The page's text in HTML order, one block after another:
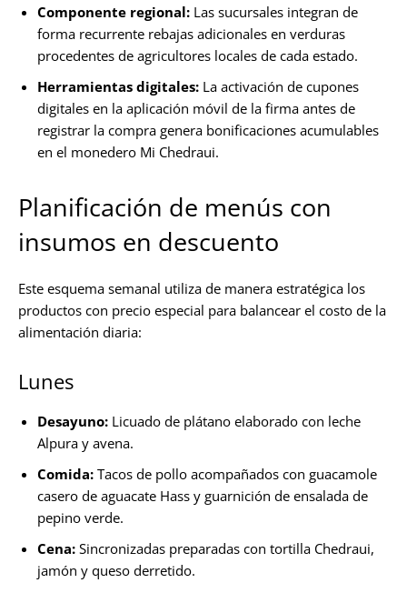
Componente regional: Las sucursales integran de
forma recurrente rebajas adicionales en verduras
procedentes de agricultores locales de cada estado.
Herramientas digitales: La activación de cupones
digitales en la aplicación móvil de la firma antes de
registrar la compra genera bonificaciones acumulables
en el monedero Mi Chedraui.
Planificación de menús con
insumos en descuento
Este esquema semanal utiliza de manera estratégica los
productos con precio especial para balancear el costo de la
alimentación diaria:
Lunes
Desayuno: Licuado de plátano elaborado con leche
Alpura y avena.
Comida: Tacos de pollo acompañados con guacamole
casero de aguacate Hass y guarnición de ensalada de
pepino verde.
Cena: Sincronizadas preparadas con tortilla Chedraui,
jamón y queso derretido.